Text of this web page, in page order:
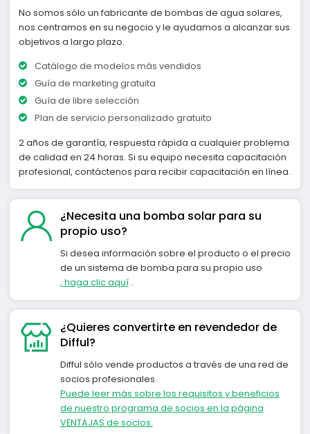
No somos sólo un fabricante de bombas de agua solares,
nos centramos en su negocio y le ayudamos a alcanzar sus
objetivos a largo plazo.
Catálogo de modelos más vendidos
Guía de marketing gratuita
Guía de libre selección
Plan de servicio personalizado gratuito
2 años de garantía, respuesta rápida a cualquier problema
de calidad en 24 horas. Si su equipo necesita capacitación
profesional, contáctenos para recibir capacitación en línea.
¿Necesita una bomba solar para su
propio uso?
Si desea información sobre el producto o el precio
de un sistema de bomba para su propio uso
, haga clic aquí.
¿Quieres convertirte en revendedor de
Difful?
Difful sólo vende productos a través de una red de
socios profesionales.
Puede leer más sobre los requisitos y beneficios
de nuestro programa de socios en la página
VENTAJAS de socios.